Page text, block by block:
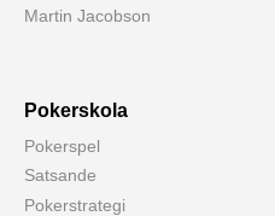
Martin Jacobson
Pokerskola
Pokerspel
Satsande
Pokerstrategi